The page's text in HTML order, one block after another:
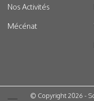
Nos Activités
Mécénat
© Copyright 2026 -